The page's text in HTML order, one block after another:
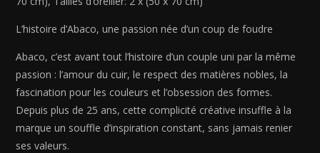
+
x
(50
x
70
cm)
L’histoire d’Abaco, une passion née d’un coup de foudre
Abaco, c’est avant tout l’histoire d’un couple uni par la même
passion : l’amour du cuir, le respect des matières nobles, la
fascination pour les couleurs et l’obsession des formes.
Depuis plus de 25 ans, cette complicité créative insuffle à la
marque un souffle d’inspiration constant, sans jamais renier
ses valeurs.